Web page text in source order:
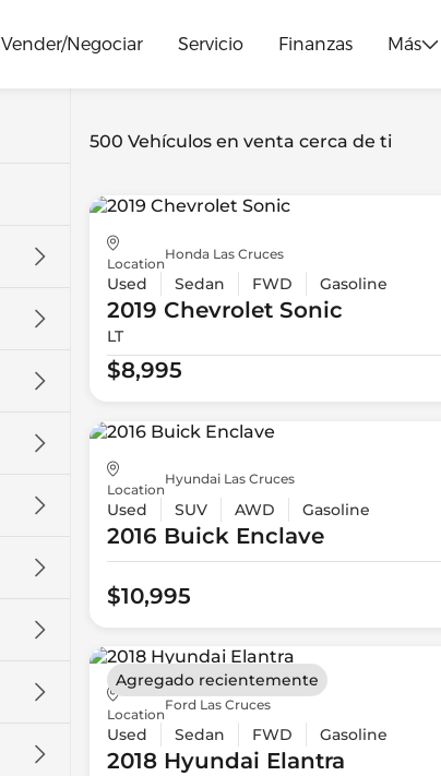
Vender/Negociar Servicio Finanzas Más
500 Vehículos en venta cerca de ti
Location
Honda Las Cruces
Used Sedan FWD Gasoline
2019 ChevroletSonic
LT
$8,995
Location
Hyundai Las Cruces
Used SUV AWD Gasoline
2016 Buick Enclave
$10,995
Location
Ford Las Cruces
Used Sedan FWD Gasoline
2018 Hyundai Elantra
Agregado recientemente